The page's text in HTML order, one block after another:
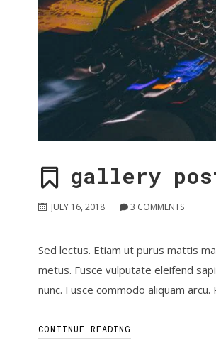
gallery
JULY 16, 2018 3 COMMENTS
Sed lectus. Etiam ut purus mattis
metus. Fusce vulputate eleifend
nunc. Fusce commodo aliquam
CONTINUE READING